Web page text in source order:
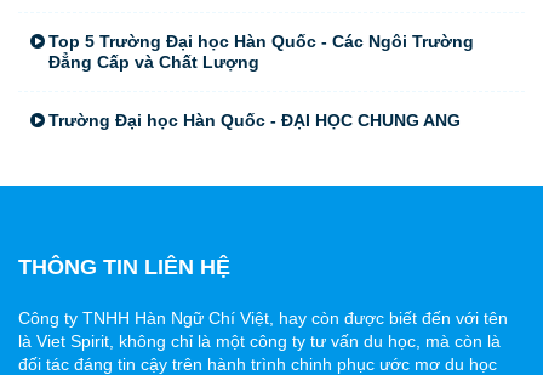
Top 5 Trường Đại học Hàn Quốc - Các Ngôi Trường
Đẳng Cấp và Chất Lượng
Trường Đại học Hàn Quốc - ĐẠI HỌC CHUNG ANG
THÔNG TIN LIÊN HỆ
Công ty TNHH Hàn Ngữ Chí Việt, hay còn được biết đến với tên
là Viet Spirit, không chỉ là một công ty tư vấn du học, mà còn là
đối tác đáng tin cậy trên hành trình chinh phục ước mơ du học